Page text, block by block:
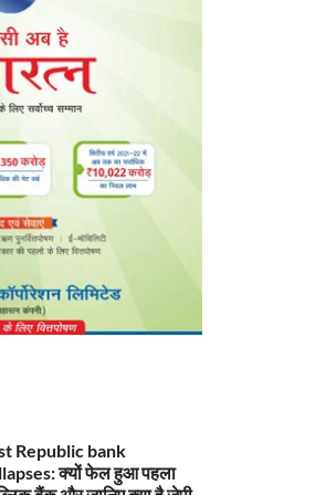
Republic bank
क्यों फेल हुआ पहला